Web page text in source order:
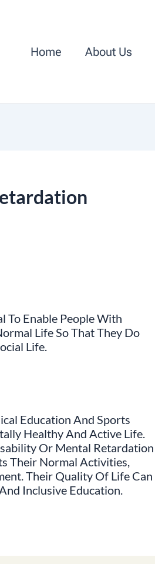
Home About Us
To Enable People With
Life So That They Do
Life.
Education And Sports
Healthy And Active Life.
Or Mental Retardation
Their Normal Activities,
Their Quality Of Life Can
Inclusive Education.